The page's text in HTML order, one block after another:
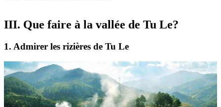
III. Que faire à la vallée de Tu Le?
1. Admirer les rizières de Tu Le